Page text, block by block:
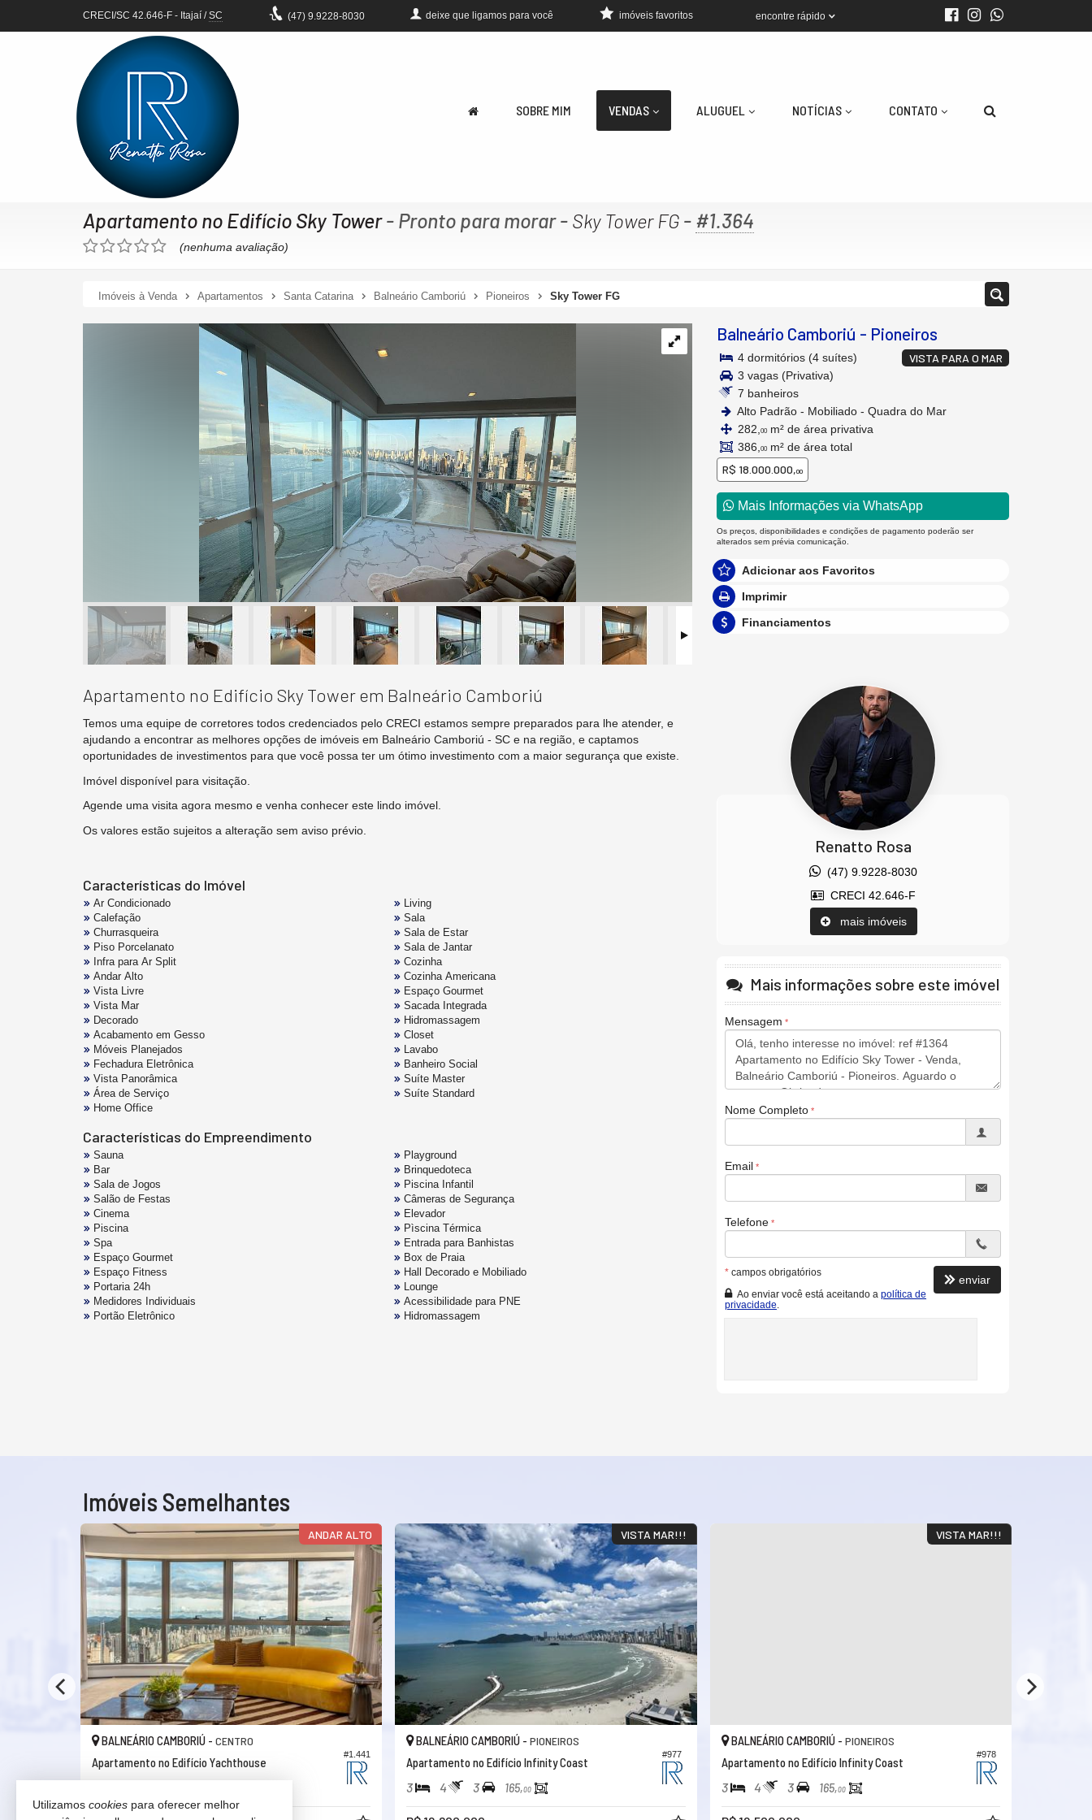
CRECI/SC 42.646-F - Itajaí /SC (47) 9.9228-8030 deixe que ligamos para você encontre rápido
imóveis favoritos
SOBRE MIM VENDAS ALUGUEL NOTÍCIAS CONTATO
Apartamento no Edifício Sky Tower- Pronto para morar- Sky Tower FG - #1.364
(nenhuma avaliação)
Imóveis à Venda Apartamentos Santa Catarina Balneário Camboriú Pioneiros Sky Tower FG
Balneário Camboriú - Pioneiros
VISTA PARA O MAR
4 dormitórios (4 suítes)
3 vagas (Privativa)
7 banheiros
Alto Padrão - Mobiliado - Quadra do Mar
282, 00 m² de área privativa
386, 00 m² de área total
R$ 18.000.000,00
Mais Informações via WhatsApp
Os preços, disponibilidades e condições de pagamento poderão ser
alterados sem prévia comunicação.
Adicionar aos Favoritos
Imprimir
Financiamentos
Apartamento no Edifício Sky Tower em Balneário Camboriú
Temos uma equipe de corretores todos credenciados pelo CRECI estamos sempre preparados para lhe atender, e
ajudando a encontrar as melhores opções de imóveis em Balneário Camboriú - SC e na região, e captamos
oportunidades de investimentos para que você possa ter um ótimo investimento com a maior segurança que existe.
Imóvel disponível para visitação.
Agende uma visita agora mesmo e venha conhecer este lindo imóvel.
Os valores estão sujeitos a alteração sem aviso prévio.
Características do Imóvel
Ar Condicionado
Calefação
Churrasqueira
Piso Porcelanato
Infra para Ar Split
Andar Alto
Vista Livre
Vista Mar
Decorado
Acabamento em Gesso
Móveis Planejados
Fechadura Eletrônica
Vista Panorâmica
Área de Serviço
Home Office
Living
Sala
Sala de Estar
Sala de Jantar
Cozinha
Cozinha Americana
Espaço Gourmet
Sacada Integrada
Hidromassagem
Closet
Lavabo
Banheiro Social
Suíte Master
Suíte Standard
Características do Empreendimento
Sauna
Bar
Sala de Jogos
Salão de Festas
Cinema
Piscina
Spa
Espaço Gourmet
Espaço Fitness
Portaria 24h
Medidores Individuais
Portão Eletrônico
Playground
Brinquedoteca
Piscina Infantil
Câmeras de Segurança
Elevador
Pìscina Térmica
Entrada para Banhistas
Box de Praia
Hall Decorado e Mobiliado
Lounge
Acessibilidade para PNE
Hidromassagem
Renatto Rosa
(47) 9.9228-8030
CRECI 42.646-F
mais imóveis
Mais informações sobre este imóvel
Mensagem
Nome Completo
Email
Telefone
* campos obrigatórios
Ao enviar você está aceitando a política de
privacidade
enviar
Imóveis Semelhantes
ANDAR ALTO
#1.441
BALNEÁRIO CAMBORIÚ - CENTRO
Apartamento no Edifício Yachthouse
VISTA MAR!!!
#977
BALNEÁRIO CAMBORIÚ -PIONEIROS
Apartamento no Edifício Infinity Coast
3 4 3 165,00
VISTA MAR!!!
#978
BALNEÁRIO CAMBORIÚ - PIONEIROS
Apartamento no Edifício Infinity Coast
3 4 3 165,00
Utilizamos cookies para oferecer melhor